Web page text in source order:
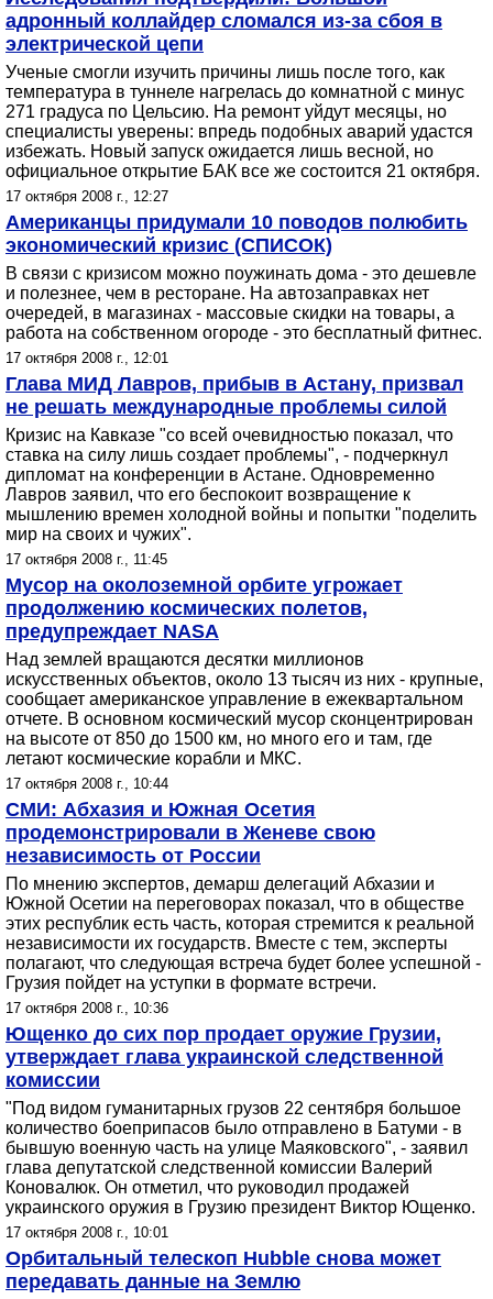
адронный коллайдер сломался из-за сбоя в
электрической цепи
Ученые смогли изучить причины лишь после того, как
температура в туннеле нагрелась до комнатной с минус
271 градуса по Цельсию. На ремонт уйдут месяцы, но
специалисты уверены: впредь подобных аварий удастся
избежать. Новый запуск ожидается лишь весной, но
официальное открытие БАК все же состоится 21 октября.
17 октября 2008 г., 12:27
Американцы придумали 10 поводов полюбить
экономический кризис (СПИСОК)
В связи с кризисом можно поужинать дома - это дешевле
и полезнее, чем в ресторане. На автозаправках нет
очередей, в магазинах - массовые скидки на товары, а
работа на собственном огороде - это бесплатный фитнес.
17 октября 2008 г., 12:01
Глава МИД Лавров, прибыв в Астану, призвал
не решать международные проблемы силой
Кризис на Кавказе "со всей очевидностью показал, что
ставка на силу лишь создает проблемы", - подчеркнул
дипломат на конференции в Астане. Одновременно
Лавров заявил, что его беспокоит возвращение к
мышлению времен холодной войны и попытки "поделить
мир на своих и чужих".
17 октября 2008 г., 11:45
Мусор на околоземной орбите угрожает
продолжению космических полетов,
предупреждает NASA
Над землей вращаются десятки миллионов
искусственных объектов, около 13 тысяч из них - крупные,
сообщает американское управление в ежеквартальном
отчете. В основном космический мусор сконцентрирован
на высоте от 850 до 1500 км, но много его и там, где
летают космические корабли и МКС.
17 октября 2008 г., 10:44
СМИ: Абхазия и Южная Осетия
продемонстрировали в Женеве свою
независимость от России
По мнению экспертов, демарш делегаций Абхазии и
Южной Осетии на переговорах показал, что в обществе
этих республик есть часть, которая стремится к реальной
независимости их государств. Вместе с тем, эксперты
полагают, что следующая встреча будет более успешной -
Грузия пойдет на уступки в формате встречи.
17 октября 2008 г., 10:36
Ющенко до сих пор продает оружие Грузии,
утверждает глава украинской следственной
комиссии
"Под видом гуманитарных грузов 22 сентября большое
количество боеприпасов было отправлено в Батуми - в
бывшую военную часть на улице Маяковского", - заявил
глава депутатской следственной комиссии Валерий
Коновалюк. Он отметил, что руководил продажей
украинского оружия в Грузию президент Виктор Ющенко.
17 октября 2008 г., 10:01
Орбитальный телескоп Hubble снова может
передавать данные на Землю